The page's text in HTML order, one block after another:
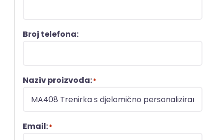
Broj telefona:
Naziv proizvoda:*
Email:*